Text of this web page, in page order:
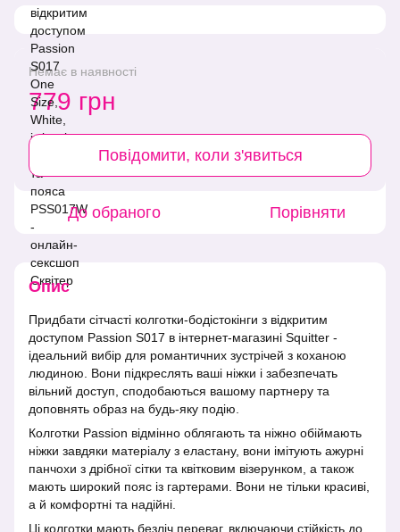
Немає в наявності
779 грн
Повідомити, коли з'явиться
До обраного Порівняти
Опис
Придбати сітчасті колготки-бодістокінги з відкритим
доступом Passion S017 в інтернет-магазині Squitter -
ідеальний вибір для романтичних зустрічей з коханою
людиною. Вони підкреслять ваші ніжки і забезпечать
вільний доступ, сподобаються вашому партнеру та
доповнять образ на будь-яку подію.
Колготки Passion відмінно облягають та ніжно обіймають
ніжки завдяки матеріалу з еластану, вони імітують ажурні
панчохи з дрібної сітки та квітковим візерунком, а також
мають широкий пояс із гартерами. Вони не тільки красиві,
а й комфортні та надійні.
Ці колготки мають безліч переваг, включаючи стійкість до